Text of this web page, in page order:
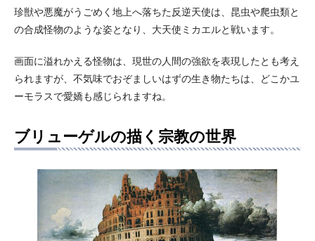
珍獣や悪魔がうごめく地上へ落ちた反逆天使は、昆虫や爬虫類と
の合成怪物のような姿となり、大天使ミカエルと戦います。
画面に溢れかえる怪物は、現世の人間の強欲を表現したとも考え
られますが、不気味でおぞましいはずの生き物たちは、どこかユ
ーモラスで愛嬌も感じられますね。
ブリューゲルの描く宗教の世界